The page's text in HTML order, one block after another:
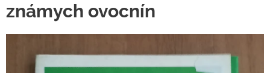
známych ovocnín